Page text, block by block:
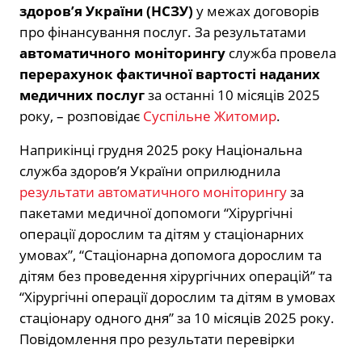
здоров’я України (НСЗУ) у межах договорів
про фінансування послуг. За результатами
автоматичного моніторингу служба провела
перерахунок фактичної вартості наданих
медичних послугза останні 10 місяців 2025
року, – розповідає Суспільне Житомир.
Наприкінці грудня 2025 року Національна
служба здоров’я України оприлюднила
результати автоматичного моніторингуза
пакетами медичної допомоги “Хірургічні
операції дорослим та дітям у стаціонарних
умовах”, “Стаціонарна допомога дорослим та
дітям без проведення хірургічних операцій” та
“Хірургічні операції дорослим та дітям в умовах
стаціонару одного дня” за 10 місяців 2025 року.
Повідомлення про результати перевірки